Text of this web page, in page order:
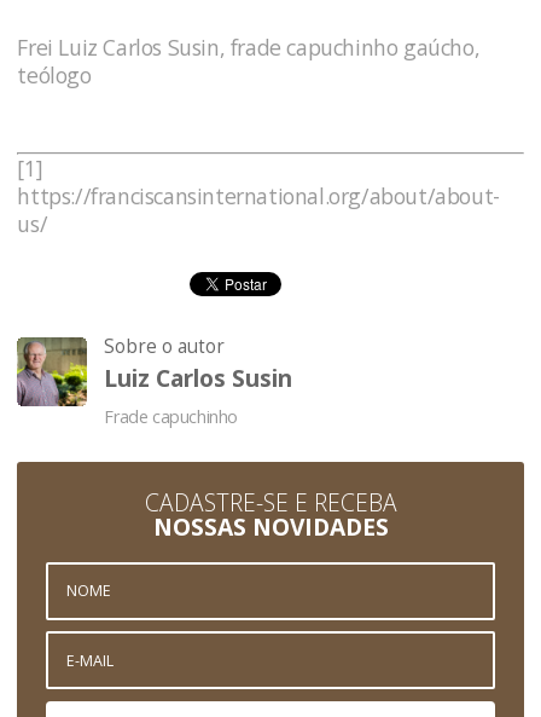
Frei Luiz Carlos Susin, frade capuchinho gaúcho,
teólogo
[1]
https://franciscansinternational.org/about/about-
us/
Sobre o autor
Luiz Carlos Susin
Frade capuchinho
CADASTRE-SE E RECEBA
NOSSAS NOVIDADES